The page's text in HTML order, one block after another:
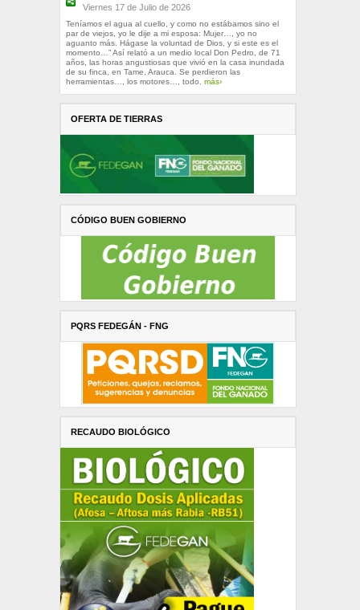
Viernes 17 de Julio de 2026
Teníamos el agua al cuello, y como no estábamos sino el
par de viejos, yo le dije a mi esposa: Mujer…, yo no
aguanto más. Hágase la voluntad de Dios, y si este es el
momento…” Así relató a un medio local Don Pedro, de 71
años, las horas angustiosas que vivió en la casa inundada
de su finca, en Tame, Arauca. Se perdieron las
herramientas…, los motores…, todo. más›
OFERTA DE TIERRAS
CÓDIGO BUEN GOBIERNO
PQRS FEDEGÁN - FNG
RECAUDO BIOLÓGICO